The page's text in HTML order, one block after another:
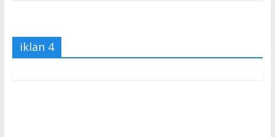
iklan 4